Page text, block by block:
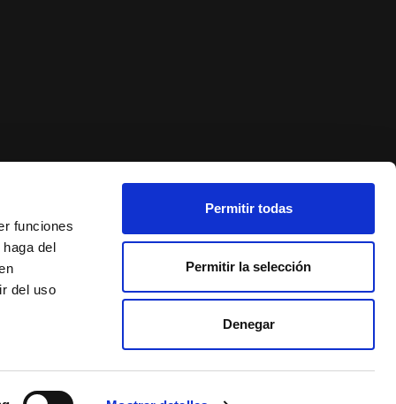
funciones
del
del uso
Permitir todas
Permitir la selección
Denegar